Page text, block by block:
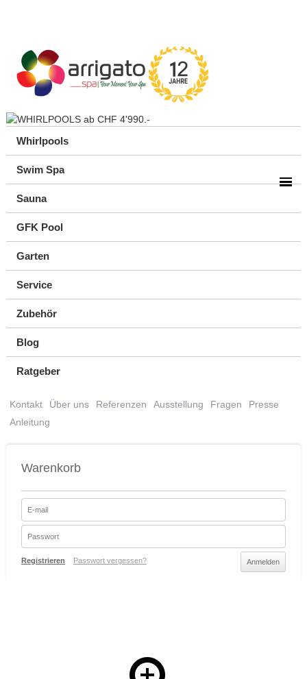
Whirlpools
Swim Spa
Sauna
GFK Pool
Garten
Service
Zubehör
Blog
Ratgeber
Kontakt Über uns Referenzen Ausstellung Fragen
Presse
Anleitung
Warenkorb
Registrieren Passwort vergessen?